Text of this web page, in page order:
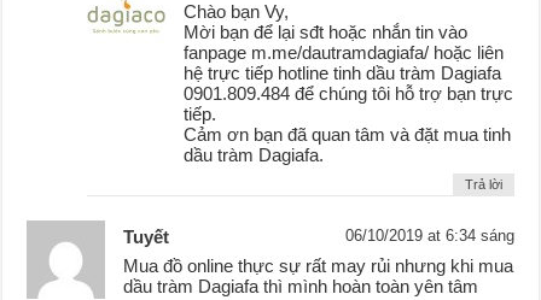
Chào bạn Vy,
Mời bạn để lại sđt hoặc nhắn tin vào
fanpage m.me/dautramdagiafa/ hoặc liên
hệ trực tiếp hotline tinh dầu tràm Dagiafa
0901.809.484 để chúng tôi hỗ trợ bạn trực
tiếp.
Cảm ơn bạn đã quan tâm và đặt mua tinh
dầu tràm Dagiafa.
Trả lời
Tuyết 06/10/2019 at 6:34 sáng
Mua đồ online thực sự rất may rủi nhưng khi mua
dầu tràm Dagiafa thì mình hoàn toàn yên tâm